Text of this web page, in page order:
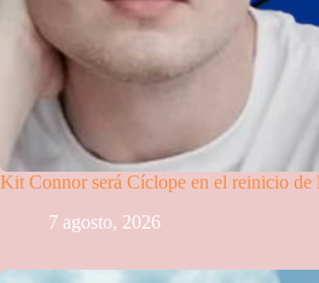
Kit Connor será Cíclope en el reinicio de
7 agosto, 2026